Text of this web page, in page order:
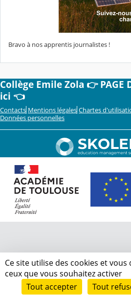
Bravo à nos apprentis journalistes !
Collège Emile Zola 👉 PAGE
ici 👈
Contacts Mentions légales Chartes
Données personnelles
Ce site utilise des cookies et
ceux que vous souhaitez activer
Tout accepter
Tout